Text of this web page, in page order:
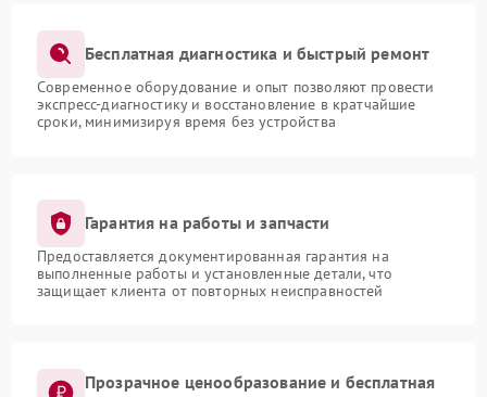
Бесплатная диагностика и быстрый ремонт
Современное оборудование и опыт позволяют провести
экспресс-диагностику и восстановление в кратчайшие
сроки, минимизируя время без устройства
Гарантия на работы и запчасти
Предоставляется документированная гарантия на
выполненные работы и установленные детали, что
защищает клиента от повторных неисправностей
Прозрачное ценообразование и бесплатная